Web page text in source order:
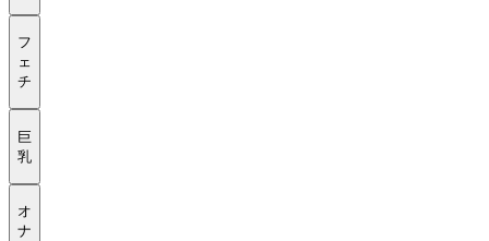
フ
ェ
チ
巨
乳
オ
ナ